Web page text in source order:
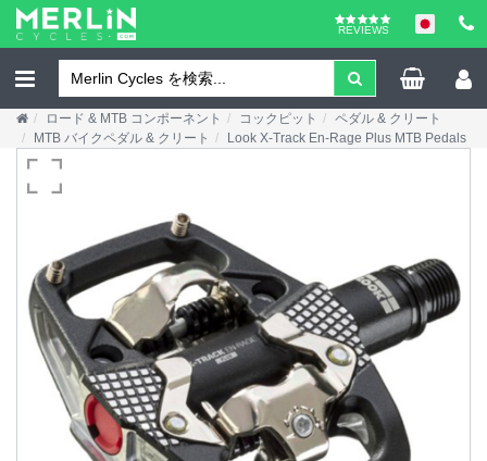
REVIEWS
ロード & MTB コンポーネント コックピット
ペダル & クリート
MTB バイクペダル & クリート
Look X-Track En-Rage Plus MTB Pedals